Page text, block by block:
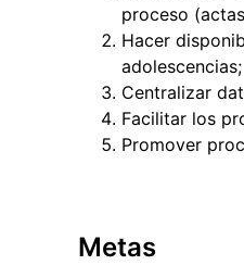
proceso
Hacer
adolescencias;
Centralizar
Facilitar los
Promover
Metas